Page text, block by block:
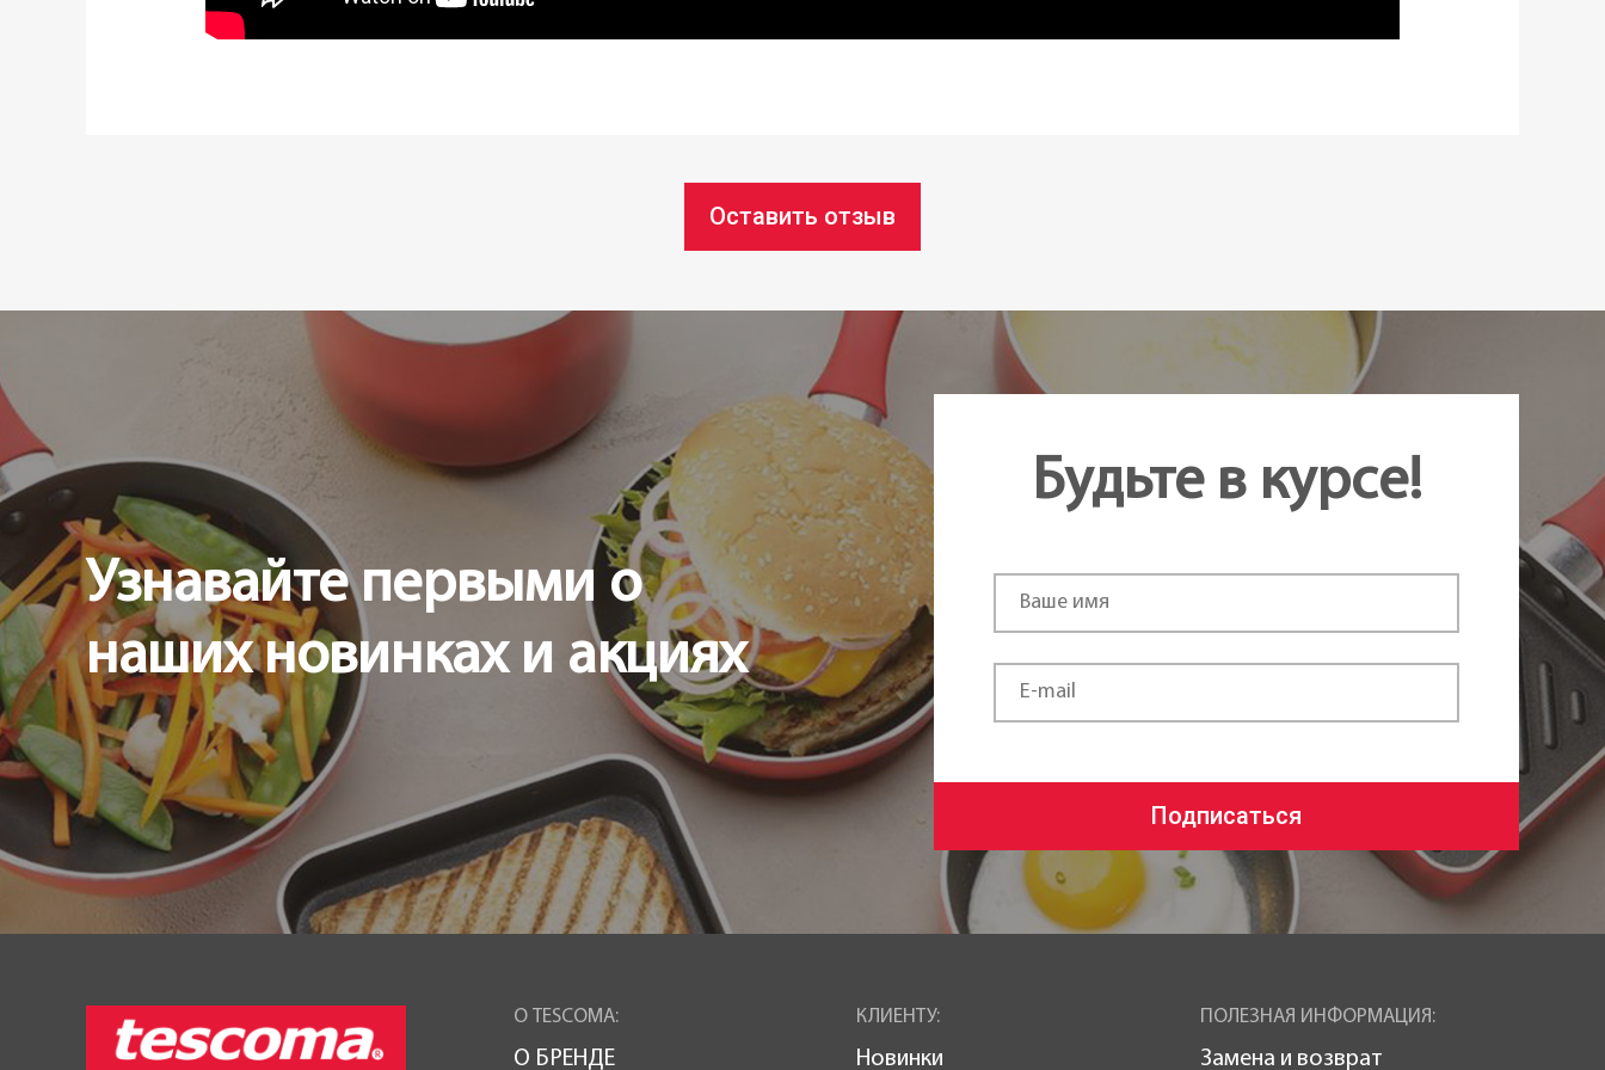
Оставить отзыв
Узнавайте первыми о
наших новинках и акциях
Будьте в курсе!
Подписаться
О TESCOMA:
О БРЕНДЕ
КЛИЕНТУ:
Новинки
ПОЛЕЗНАЯ ИНФОРМАЦИЯ:
Замена и возврат